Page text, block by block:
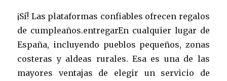
¡Sí! Las plataformas confiables ofrecen regalos
de cumpleaños.entregarEn cualquier lugar de
España, incluyendo pueblos pequeños, zonas
costeras y aldeas rurales. Esa es una de las
mayores ventajas de elegir un servicio de